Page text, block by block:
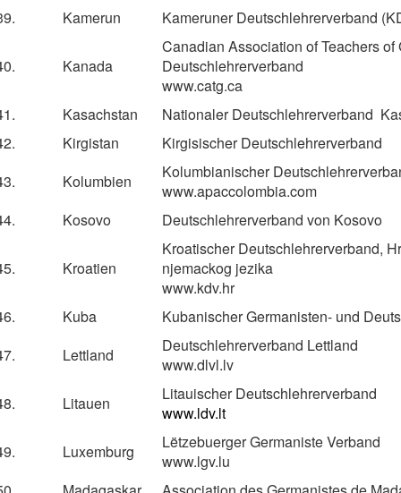
Kamerun Kameruner Deutschlehrerverband
Kanada
Canadian Association of Teachers
Deutschlehrerverband
www.catg.ca
Kasachstan
Nationaler Deutschlehrerverband
Kirgistan
Kirgisischer Deutschlehrerverband
Kolumbien
Kolumbianischer
www.apaccolombia.com
Kosovo Deutschlehrerverband von Kosovo
Kroatien
Kroatischer Deutschlehrerverband,
njemackog jezika
www.kdv.hr
Kuba
Kubanischer Germanisten- und
Lettland
Deutschlehrerverband Lettland
www.dlvl.lv
Litauen
Litauischer Deutschlehrerverband
www.ldv.lt
Luxemburg
Lëtzebuerger Germaniste Verband
www.lgv.lu